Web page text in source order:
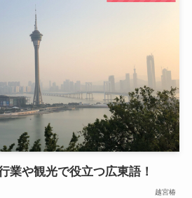
業や観光で役立つ広東語！
越宮椿